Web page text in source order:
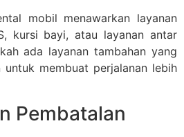
mobil menawarkan layanan
kursi bayi, atau layanan antar
ada layanan tambahan yang
untuk membuat perjalanan lebih
Pembatalan